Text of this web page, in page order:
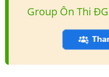
Group Ôn Thi